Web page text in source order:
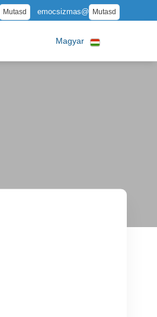
Mutasd emocsizmas@ Mutasd
Magyar